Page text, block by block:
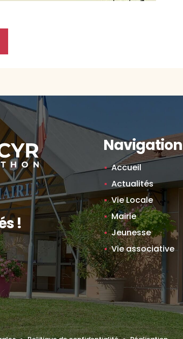
!
Navigation
Accueil
Actualités
Vie Locale
Mairie
Jeunesse
Vie associative